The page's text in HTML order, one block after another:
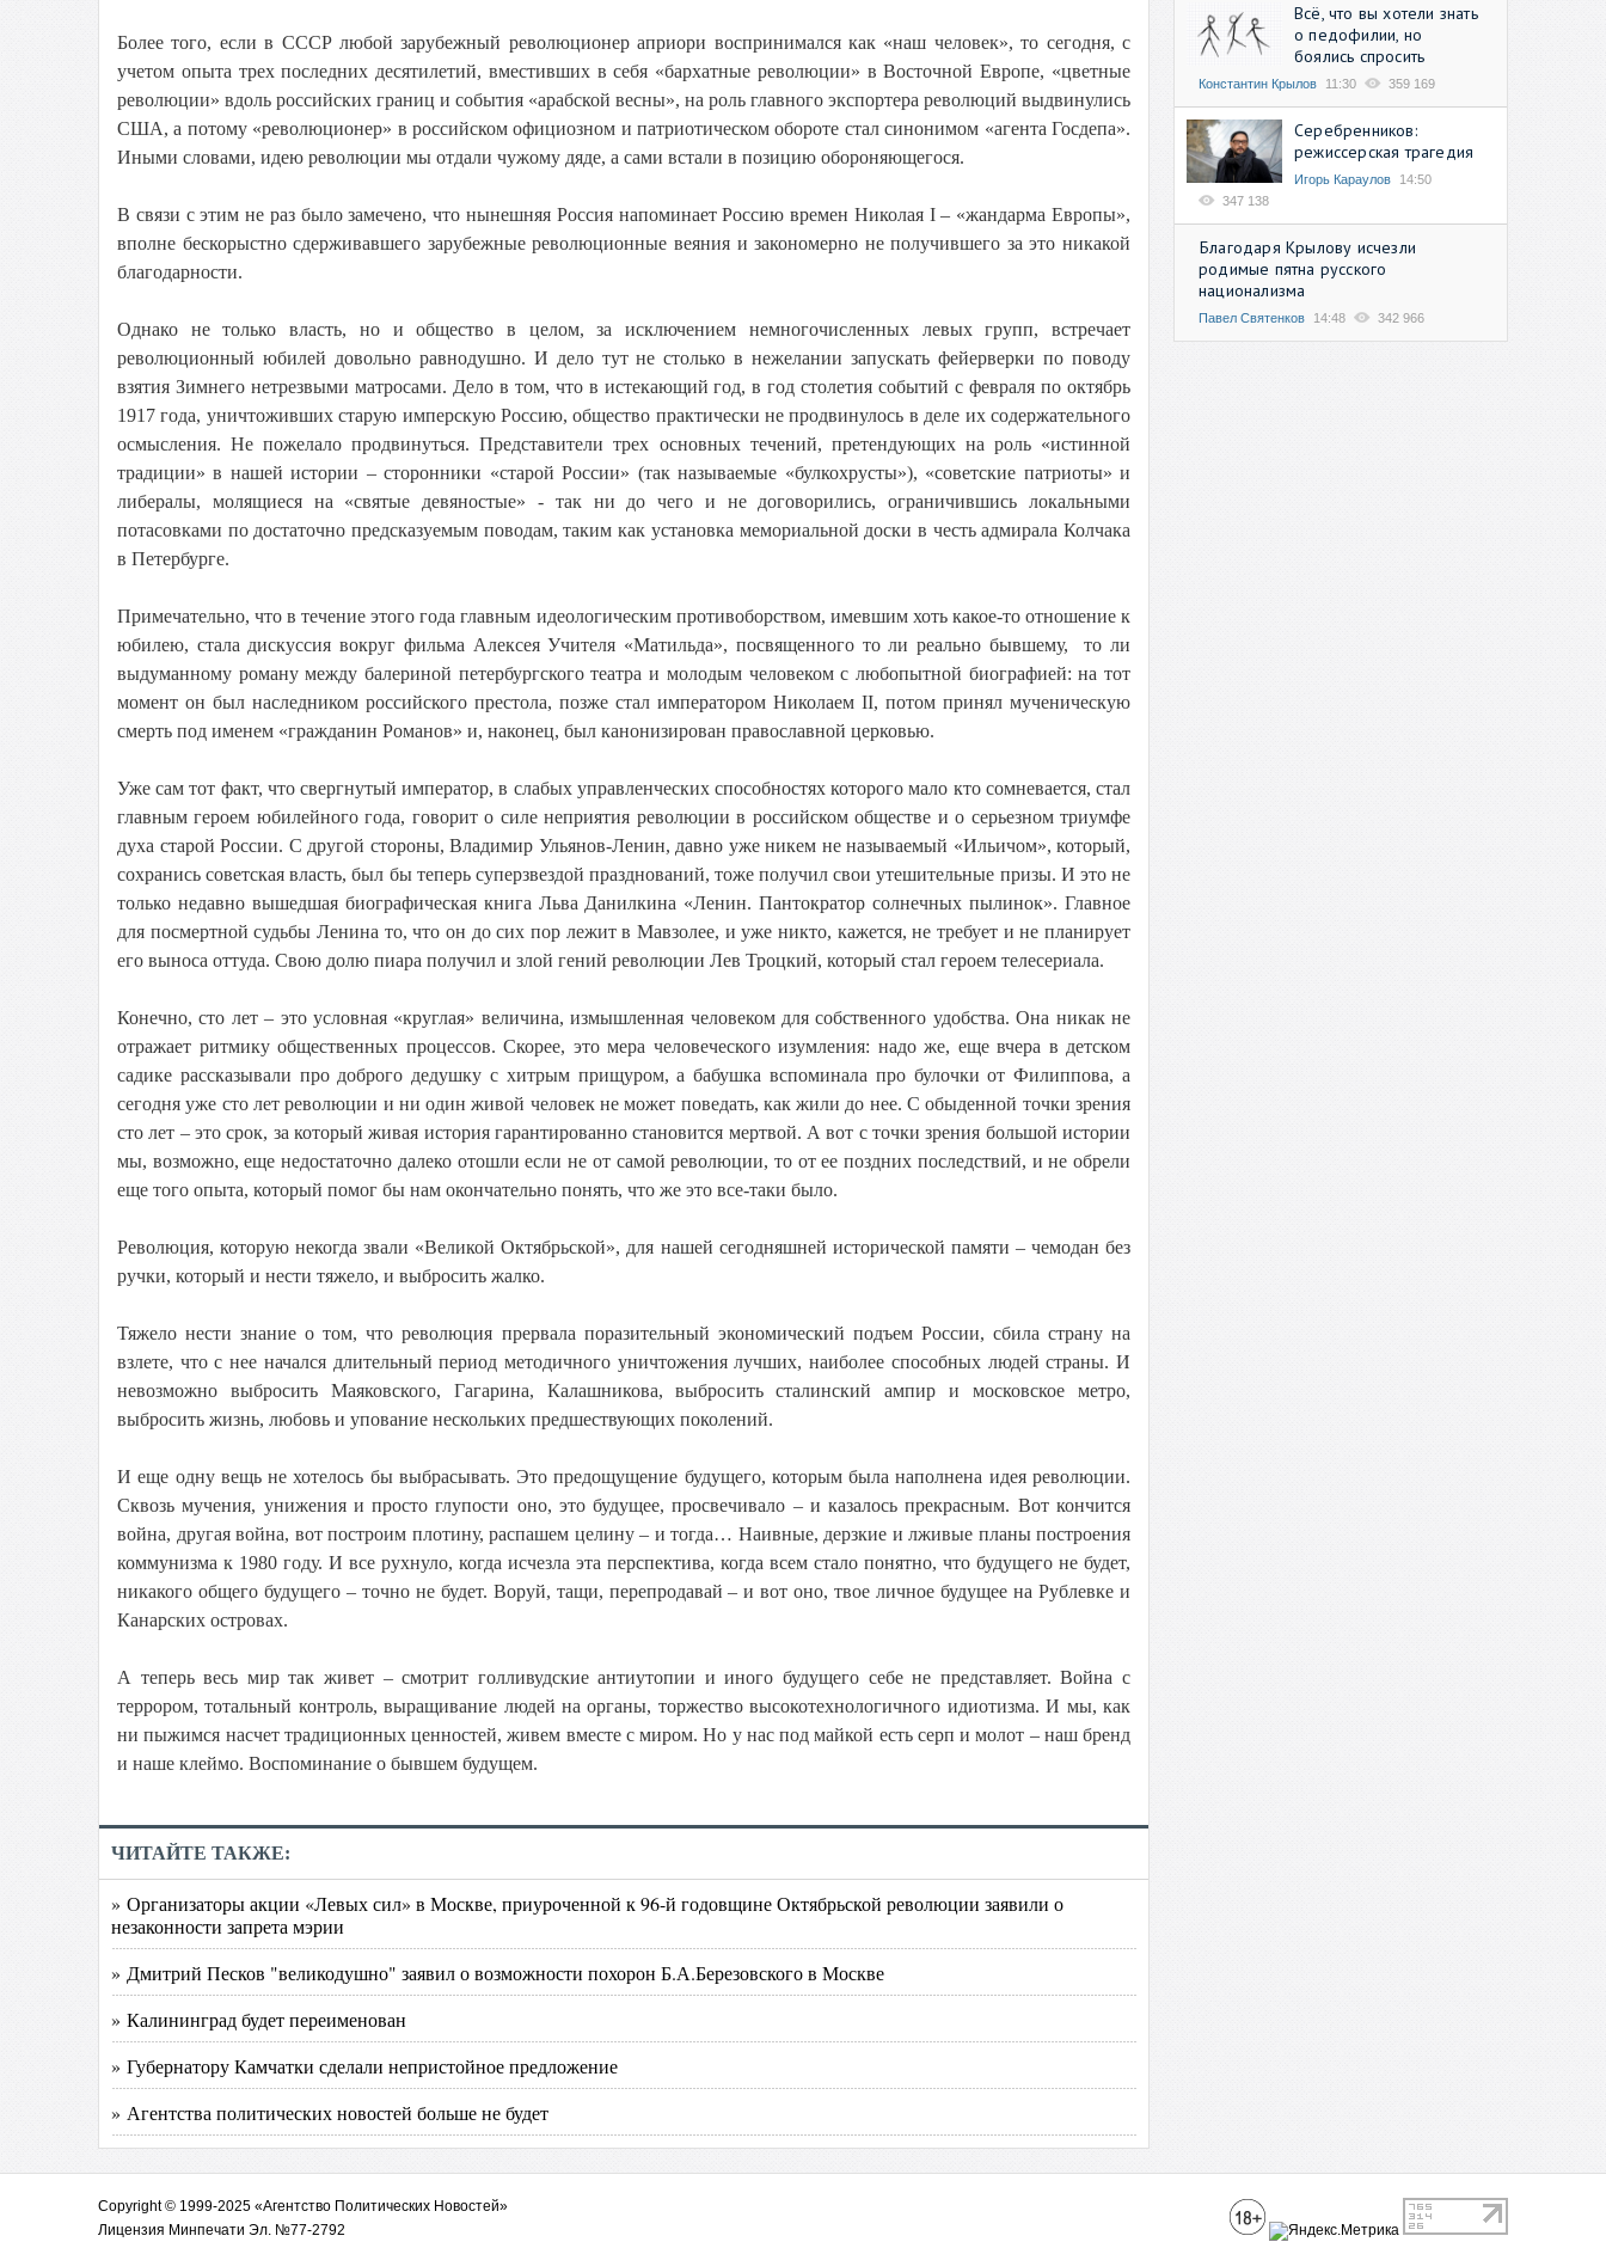
Более того, если в СССР любой зарубежный революционер априори воспринимался как «наш человек», то сегодня, с
учетом опыта трех последних десятилетий, вместивших в себя «бархатные революции» в Восточной Европе, «цветные
революции» вдоль российских границ и события «арабской весны», на роль главного экспортера революций выдвинулись
США, а потому «революционер» в российском официозном и патриотическом обороте стал синонимом «агента Госдепа».
Иными словами, идею революции мы отдали чужому дяде, а сами встали в позицию обороняющегося.
В связи с этим не раз было замечено, что нынешняя Россия напоминает Россию времен Николая I – «жандарма Европы»,
вполне бескорыстно сдерживавшего зарубежные революционные веяния и закономерно не получившего за это никакой
благодарности.
Однако не только власть, но и общество в целом, за исключением немногочисленных левых групп, встречает
революционный юбилей довольно равнодушно. И дело тут не столько в нежелании запускать фейерверки по поводу
взятия Зимнего нетрезвыми матросами. Дело в том, что в истекающий год, в год столетия событий с февраля по октябрь
1917 года, уничтоживших старую имперскую Россию, общество практически не продвинулось в деле их содержательного
осмысления. Не пожелало продвинуться. Представители трех основных течений, претендующих на роль «истинной
традиции» в нашей истории – сторонники «старой России» (так называемые «булкохрусты»), «советские патриоты» и
либералы, молящиеся на «святые девяностые» - так ни до чего и не договорились, ограничившись локальными
потасовками по достаточно предсказуемым поводам, таким как установка мемориальной доски в честь адмирала Колчака
в Петербурге.
Примечательно, что в течение этого года главным идеологическим противоборством, имевшим хоть какое-то отношение к
юбилею, стала дискуссия вокруг фильма Алексея Учителя «Матильда», посвященного то ли реально бывшему, то ли
выдуманному роману между балериной петербургского театра и молодым человеком с любопытной биографией: на тот
момент он был наследником российского престола, позже стал императором Николаем II, потом принял мученическую
смерть под именем «гражданин Романов» и, наконец, был канонизирован православной церковью.
Уже сам тот факт, что свергнутый император, в слабых управленческих способностях которого мало кто сомневается, стал
главным героем юбилейного года, говорит о силе неприятия революции в российском обществе и о серьезном триумфе
духа старой России. С другой стороны, Владимир Ульянов-Ленин, давно уже никем не называемый «Ильичом», который,
сохранись советская власть, был бы теперь суперзвездой празднований, тоже получил свои утешительные призы. И это не
только недавно вышедшая биографическая книга Льва Данилкина «Ленин. Пантократор солнечных пылинок». Главное
для посмертной судьбы Ленина то, что он до сих пор лежит в Мавзолее, и уже никто, кажется, не требует и не планирует
его выноса оттуда. Свою долю пиара получил и злой гений революции Лев Троцкий, который стал героем телесериала.
Конечно, сто лет – это условная «круглая» величина, измышленная человеком для собственного удобства. Она никак не
отражает ритмику общественных процессов. Скорее, это мера человеческого изумления: надо же, еще вчера в детском
садике рассказывали про доброго дедушку с хитрым прищуром, а бабушка вспоминала про булочки от Филиппова, а
сегодня уже сто лет революции и ни один живой человек не может поведать, как жили до нее. С обыденной точки зрения
сто лет – это срок, за который живая история гарантированно становится мертвой. А вот с точки зрения большой истории
мы, возможно, еще недостаточно далеко отошли если не от самой революции, то от ее поздних последствий, и не обрели
еще того опыта, который помог бы нам окончательно понять, что же это все-таки было.
Революция, которую некогда звали «Великой Октябрьской», для нашей сегодняшней исторической памяти – чемодан без
ручки, который и нести тяжело, и выбросить жалко.
Тяжело нести знание о том, что революция прервала поразительный экономический подъем России, сбила страну на
взлете, что с нее начался длительный период методичного уничтожения лучших, наиболее способных людей страны. И
невозможно выбросить Маяковского, Гагарина, Калашникова, выбросить сталинский ампир и московское метро,
выбросить жизнь, любовь и упование нескольких предшествующих поколений.
И еще одну вещь не хотелось бы выбрасывать. Это предощущение будущего, которым была наполнена идея революции.
Сквозь мучения, унижения и просто глупости оно, это будущее, просвечивало – и казалось прекрасным. Вот кончится
война, другая война, вот построим плотину, распашем целину – и тогда… Наивные, дерзкие и лживые планы построения
коммунизма к 1980 году. И все рухнуло, когда исчезла эта перспектива, когда всем стало понятно, что будущего не будет,
никакого общего будущего – точно не будет. Воруй, тащи, перепродавай – и вот оно, твое личное будущее на Рублевке и
Канарских островах.
А теперь весь мир так живет – смотрит голливудские антиутопии и иного будущего себе не представляет. Война с
террором, тотальный контроль, выращивание людей на органы, торжество высокотехнологичного идиотизма. И мы, как
ни пыжимся насчет традиционных ценностей, живем вместе с миром. Но у нас под майкой есть серп и молот – наш бренд
и наше клеймо. Воспоминание о бывшем будущем.
ЧИТАЙТЕ ТАКЖЕ:
» Организаторы акции «Левых сил» в Москве, приуроченной к 96-й годовщине Октябрьской революции заявили о
незаконности запрета мэрии
» Дмитрий Песков "великодушно" заявил о возможности похорон Б.А.Березовского в Москве
» Калининград будет переименован
» Губернатору Камчатки сделали непристойное предложение
» Агентства политических новостей больше не будет
Всё, что вы хотели знать
о педофилии, но
боялись спросить
Константин Крылов 11:30 359 169
Серебренников:
режиссерская трагедия
Игорь Караулов
14:50
347 138
Благодаря Крылову исчезли
родимые пятна русского
национализма
Павел Святенков 14:48 342 966
Copyright © 1999-2025 «Агентство Политических Новостей»
Лицензия Минпечати Эл. №77-2792